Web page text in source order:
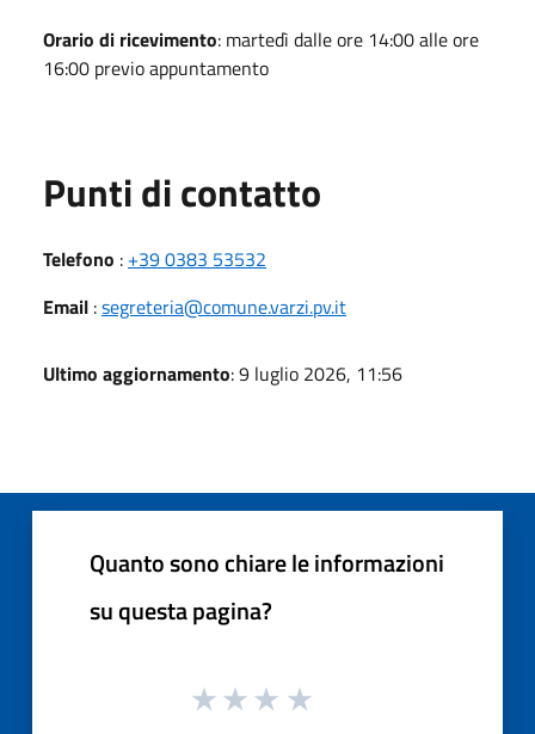
Orario di ricevimento: martedì dalle ore 14:00 alle ore
16:00 previo appuntamento
Punti di contatto
Telefono : +39 0383 53532
Email :segreteria@comune.varzi.pv.it
Ultimo aggiornamento: 9 luglio 2026, 11:56
Quanto sono chiare le informazioni
su questa pagina?